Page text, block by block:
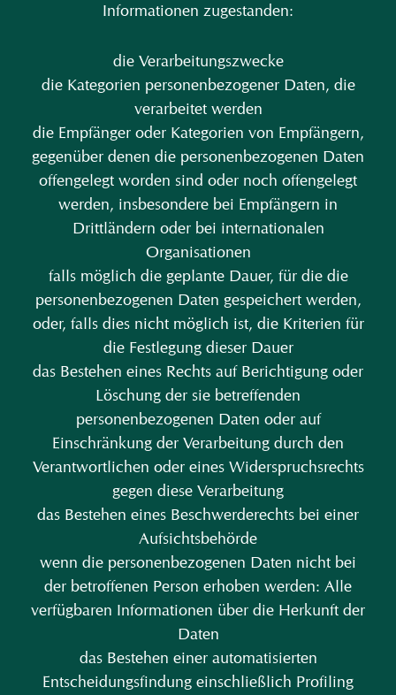
Informationen zugestanden:
die Verarbeitungszwecke
die Kategorien personenbezogener Daten, die
verarbeitet werden
die Empfänger oder Kategorien von Empfängern,
gegenüber denen die personenbezogenen Daten
offengelegt worden sind oder noch offengelegt
werden, insbesondere bei Empfängern in
Drittländern oder bei internationalen
Organisationen
falls möglich die geplante Dauer, für die die
personenbezogenen Daten gespeichert werden,
oder, falls dies nicht möglich ist, die Kriterien für
die Festlegung dieser Dauer
das Bestehen eines Rechts auf Berichtigung oder
Löschung der sie betreffenden
personenbezogenen Daten oder auf
Einschränkung der Verarbeitung durch den
Verantwortlichen oder eines Widerspruchsrechts
gegen diese Verarbeitung
das Bestehen eines Beschwerderechts bei einer
Aufsichtsbehörde
wenn die personenbezogenen Daten nicht bei
der betroffenen Person erhoben werden: Alle
verfügbaren Informationen über die Herkunft der
Daten
das Bestehen einer automatisierten
Entscheidungsfindung einschließlich Profiling